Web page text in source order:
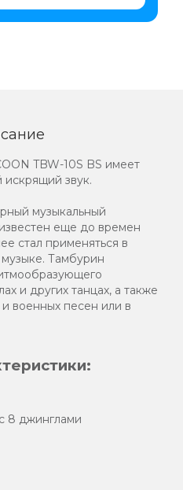
TBW-10S BS имеет
звук.
музыкальный
еще до времен
стал применяться в
Тамбурин
и других танцах, а также
военных песен или в
8 джинглами